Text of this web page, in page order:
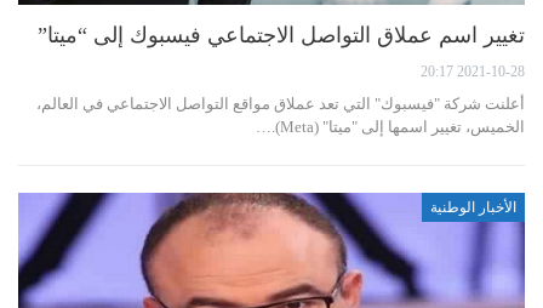
تغيير اسم عملاق التواصل الاجتماعي فيسبوك إلى “ميتا”
2021-10-28 20:17
أعلنت شركة "فيسبوك" التي تعد عملاق مواقع التواصل الاجتماعي في العالم،
الخميس، تغيير اسمها إلى "ميتا" (Meta).…
الأخبار الوطنية